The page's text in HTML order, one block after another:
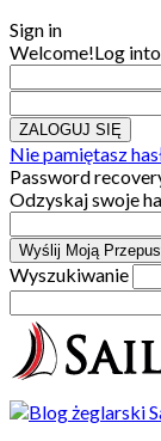
Sign in
Welcome!Log
Nie pamiętasz
Password
Odzyskaj swoje
Wyszukiwanie